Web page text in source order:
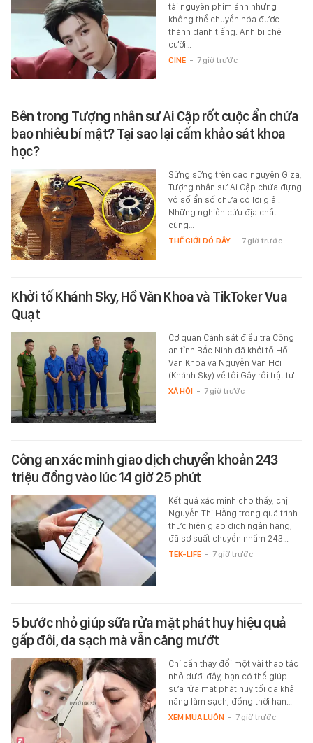
tài nguyên phim ảnh nhưng
không thể chuyển hóa được
thành danh tiếng. Anh bị chê
cười…
CINE - 7 giờ trước
Bên trong Tượng nhân sư Ai Cập rốt cuộc ẩn chứa
bao nhiêu bí mật? Tại sao lại cấm khảo sát khoa
học?
Sừng sững trên cao nguyên Giza,
Tượng nhân sư Ai Cập chứa đựng
vô số ẩn số chưa có lời giải.
Những nghiên cứu địa chất
cùng…
THẾ GIỚI ĐÓ ĐÂY - 7 giờ trước
Khởi tố Khánh Sky, Hồ Văn Khoa và TikToker Vua
Quạt
Cơ quan Cảnh sát điều tra Công
an tỉnh Bắc Ninh đã khởi tố Hồ
Văn Khoa và Nguyễn Văn Hợi
(Khánh Sky) về tội Gây rối trật tự…
XÃ HỘI - 7 giờ trước
Công an xác minh giao dịch chuyển khoản 243
triệu đồng vào lúc 14 giờ 25 phút
Kết quả xác minh cho thấy, chị
Nguyễn Thị Hằng trong quá trình
thực hiện giao dịch ngân hàng,
đã sơ suất chuyển nhầm 243…
TEK-LIFE - 7 giờ trước
5 bước nhỏ giúp sữa rửa mặt phát huy hiệu quả
gấp đôi, da sạch mà vẫn căng mướt
Chỉ cần thay đổi một vài thao tác
nhỏ dưới đây, bạn có thể giúp
sữa rửa mặt phát huy tối đa khả
năng làm sạch, đồng thời hạn…
XEM MUA LUÔN - 7 giờ trước